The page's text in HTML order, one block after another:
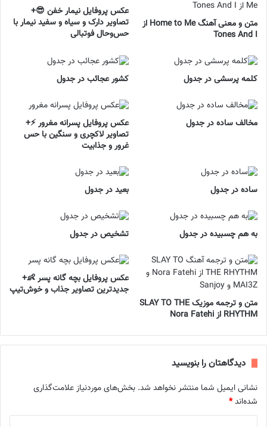
متن و معنی آهنگ Home to Me از
Tones And I
عکس پروفایل نیمار خفن 😎+
تصاویر دارک و سیاه و سفید نیمار با
حس‌وحال فوتبالی
کلمه پرسشی در جدول کشور عجائب در جدول
مخالف ساده در جدول
عکس پروفایل پسرانه مغرور ⚡+
تصاویر لاکچری و سنگین با حس
غرور و جذابیت
ساده در جدول بعید در جدول
به هم چسبیده در جدول تشخیص در جدول
متن و ترجمه موزیک SLAY TO THE
RHYTHM از Nora Fatehi
عکس پروفایل بچه گانه پسر 👶+
جدیدترین تصاویر جذاب و خوش‌تیپ
دیدگاهتان را بنویسید
نشانی ایمیل شما منتشر نخواهد شد. بخش‌های موردنیاز علامت‌گذاری
شده‌اند*